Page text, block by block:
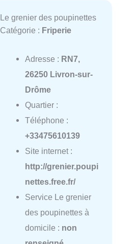
Le grenier des poupinettes
Catégorie : Friperie
Adresse : RN7,
26250 Livron-sur-
Drôme
Quartier :
Téléphone :
+33475610139
Site internet :
http://grenier.poupi
nettes.free.fr/
Service Le grenier
des poupinettes à
domicile : non